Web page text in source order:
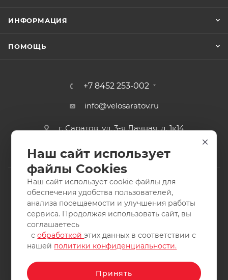
ИНФОРМАЦИЯ
ПОМОЩЬ
+7 8452 253-002
info@velosaratov.ru
г. Саратов, ул. 3-я Дачная, д. 1к14
2011-2026 © интернет-магазин спортивных товаров
ВелоСаратов. Не является публичной офертой. Все права
защищены. Заимствование материалов и фотографий
запрещено.
Наш сайт использует
файлы Cookies
Наш сайт использует cookie-файлы для
обеспечения удобства пользователей,
анализа посещаемости и улучшения работы
сервиса. Продолжая использовать сайт, вы
соглашаетесь
собработкойэтих данных в соответствии с
нашей политики конфиденциальности.
Принять